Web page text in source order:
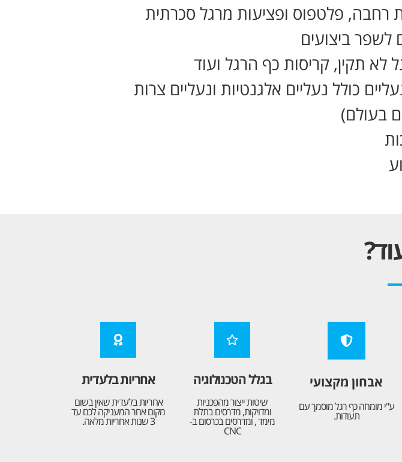
רחבה, פלטפוס ופציעות מרגל סכרתית
לשפר ביצועים
לא תקין, קריסות כף הרגל ועוד
כולל נעליים אלגנטיות ונעליים צרות
בעולם)
אבחון מקצועי
ע"י מומחה כף רגל מוסמך עם
תעודות.
בגלל הטכנולוגיה
שיטות ייצור מהפכניות
ומדויקות, מדרסים בתלת
מימד , ומדרסים בכרסום ב-
CNC
אחריות בלעדית
אחריות בלעדית שאין בשום
מקום אחר המעניקה לכם עד
3 שנות אחריות מלאה.